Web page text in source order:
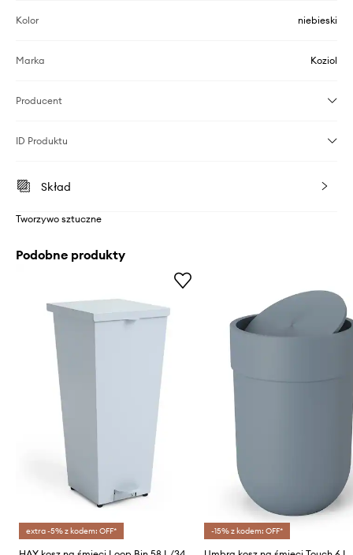
Kolor niebieski
Marka Koziol
Producent
ID Produktu
Skład
Tworzywo sztuczne
Podobne produkty
extra -5% z kodem: OFF* -15% z kodem: OFF*